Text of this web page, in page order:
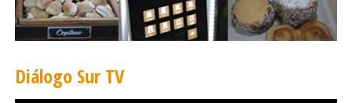
¿Dónde y cuándo se puede excusar? Para poder tener un
trámite más expedito, instó como primer paso realizar el
trámite previo ante la comisaría virtual y con ese
comprobante llegar hasta el centro de Carabineros
Diálogo Sur TV